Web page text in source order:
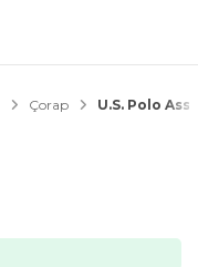
Çorap U.S. Polo